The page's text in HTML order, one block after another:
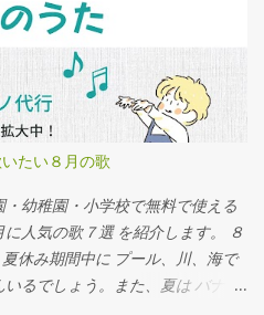
たい８月の歌
幼稚園・小学校で無料で使える
人気の歌７選 を紹介します。 ８
休み期間中に プール、川、海で
るでしょう。また、夏は バナナ